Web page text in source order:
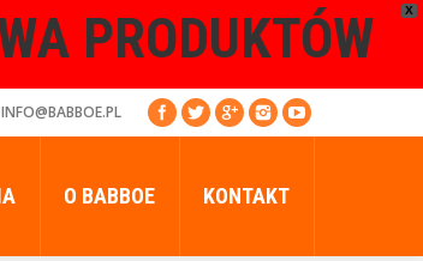
X
PRODUKTÓW
INFO@BABBOE.PL
O BABBOE KONTAKT